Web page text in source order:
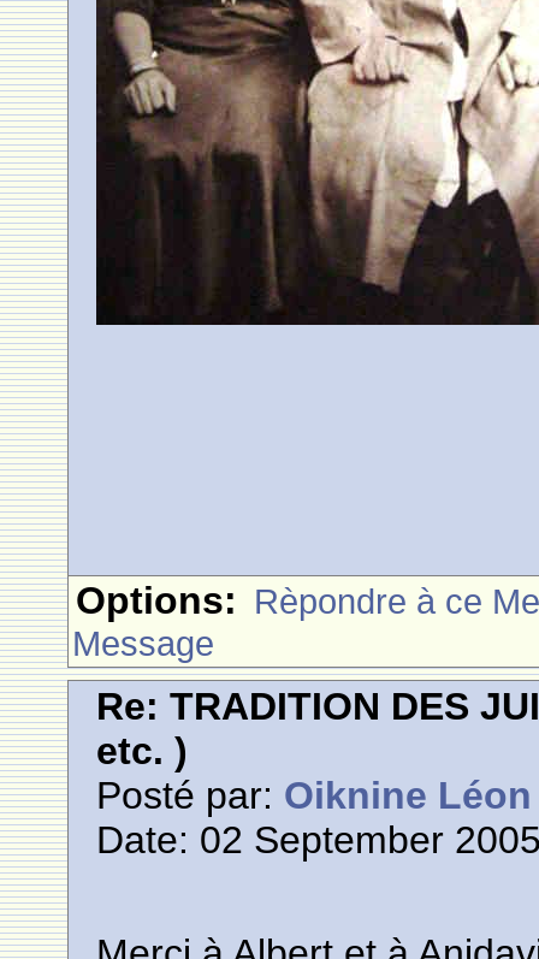
Options: Rèpondre à ce
Message
Re: TRADITION DES
etc. )
Posté par: Oiknine Léon
Date: 02 September